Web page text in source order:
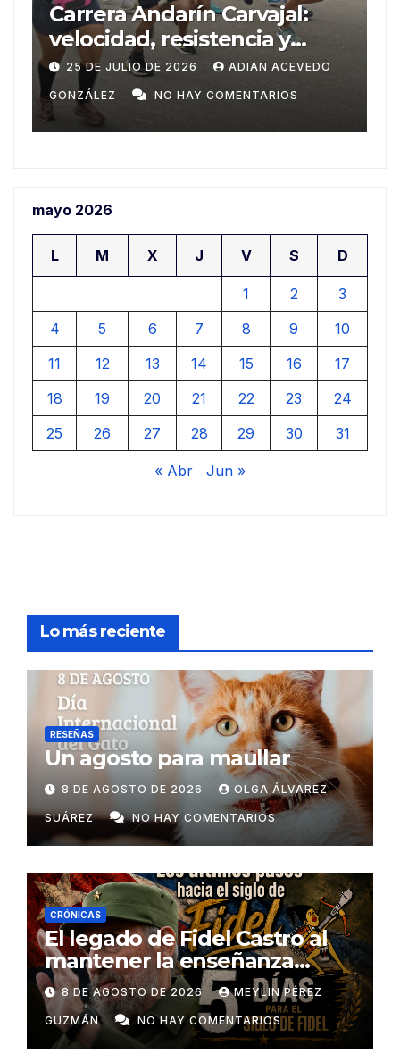
Del Ariguanabo a los
Centroamericanos de Santo
Domingo
20 DE JULIO DE 2026 ADIAN ACEVEDO
GONZÁLEZ NO HAY COMENTARIOS
mayo 2026
L M X J V S D
1 2
3
4
5 6 7 8 9
10
11
12 13 14 15 16
17
18
19 20 21 22 23
24
25
26 27 28 29 30 31
« Abr Jun »
Lo más reciente
RESEÑAS
Un agosto para maullar
8 DE AGOSTO DE 2026 OLGA ÁLVAREZ
SUÁREZ NO HAY COMENTARIOS
CRÓNICAS
El legado de Fidel Castro al
mantener la enseñanza
como un derecho universal
8 DE AGOSTO DE 2026 MEYLIN PÉREZ
GUZMÁN NO HAY COMENTARIOS